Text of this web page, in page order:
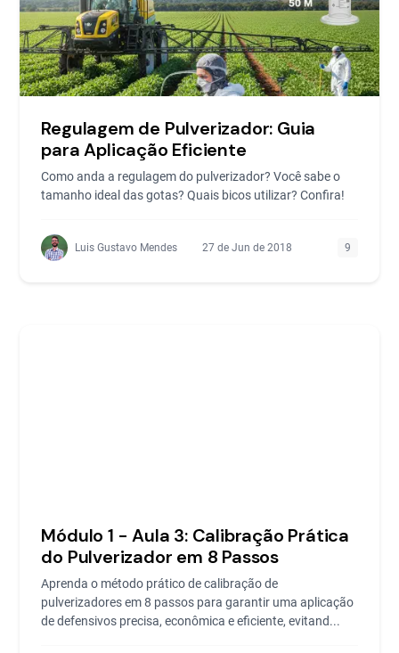
Regulagem de Pulverizador: Guia
para Aplicação Eficiente
Como anda a regulagem do pulverizador? Você sabe o
tamanho ideal das gotas? Quais bicos utilizar? Confira!
Luis Gustavo Mendes 27 de Jun de 2018 9
Módulo 1 - Aula 3: Calibração Prática
do Pulverizador em 8 Passos
Aprenda o método prático de calibração de
pulverizadores em 8 passos para garantir uma aplicação
de defensivos precisa, econômica e eficiente, evitand...